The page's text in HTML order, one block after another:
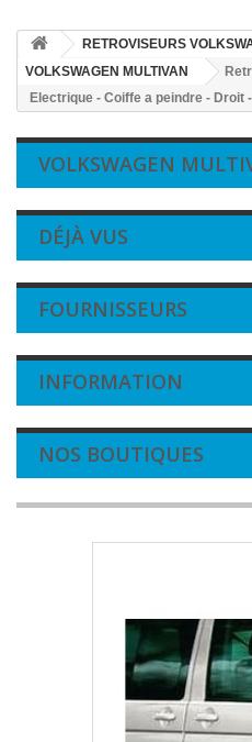
RETROVISEURS
VOLKSWAGEN MULTIVAN
Electrique - Coiffe a peindre - Droit
VOLKSWAGEN
DÉJÀ VUS
FOURNISSEURS
INFORMATION
NOS BOUTIQUES